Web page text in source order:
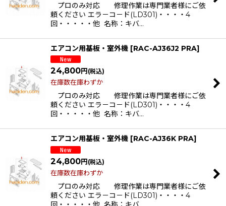
プロのみ対応 修理作業は専門業者様にご依
頼ください エラ－コ－ド(LD301)・・・・4
回・・・・・他 名称：キバ…
エアコン用基板・室外機 [RAC-AJ36J2 PRA]
24,800円 (税込)
在庫数在庫わずか
プロのみ対応 修理作業は専門業者様にご依
頼ください エラ－コ－ド(LD301)・・・・4
回・・・・・他 名称：キバ…
エアコン用基板・室外機 [RAC-AJ36K PRA]
24,800円 (税込)
在庫数在庫わずか
プロのみ対応 修理作業は専門業者様にご依
頼ください エラ－コ－ド(LD301)・・・・4